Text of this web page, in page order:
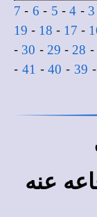
3
-
4
-
5
-
6
-
7
-
17
-
18
-
19
-
28
-
29
-
30
-
-
39
-
40
-
41
-
عنه